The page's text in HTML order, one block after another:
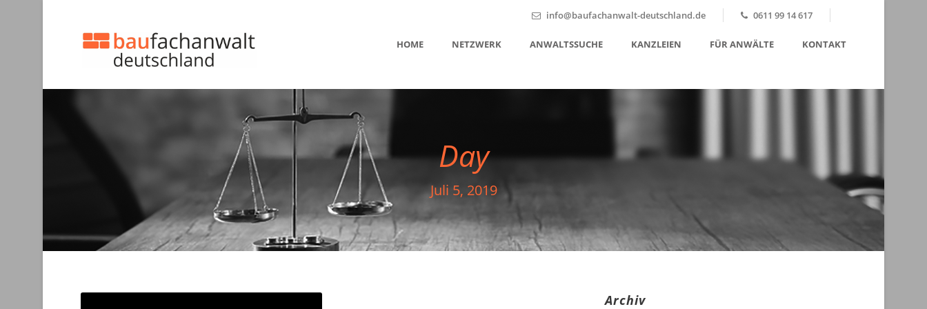
info@baufachanwalt-deutschland.de 0611 99 14 617
HOME NETZWERK ANWALTSSUCHE KANZLEIEN FÜR ANWÄLTE KONTAKT
Day
Juli 5, 2019
Archiv